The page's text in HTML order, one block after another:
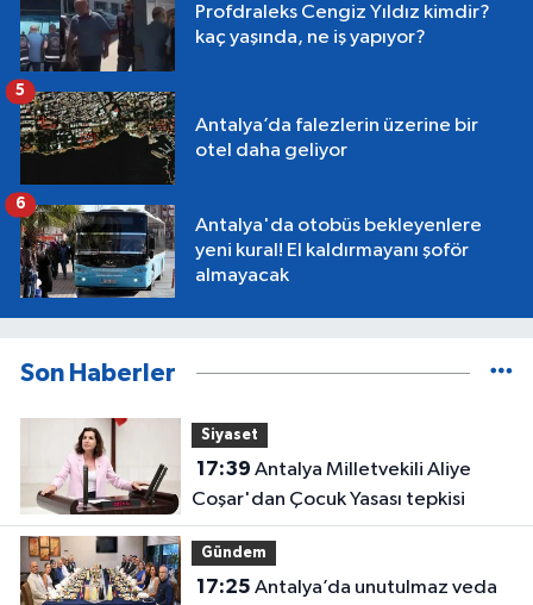
Profdraleks Cengiz Yıldız kimdir?
kaç yaşında, ne iş yapıyor?
Antalya’da falezlerin üzerine bir
otel daha geliyor
5
Antalya'da otobüs bekleyenlere
yeni kural! El kaldırmayanı şoför
almayacak
6
Son Haberler
Siyaset
17:39
Coşar'dan Çocuk Yasası tepkisi
Gündem
17:25